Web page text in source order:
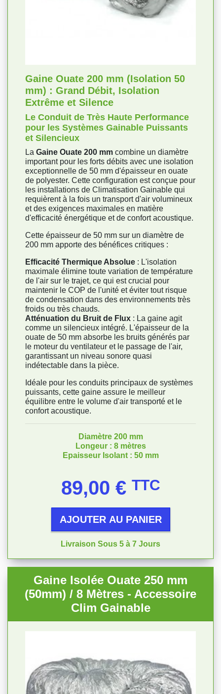
Gaine Ouate 200 mm (Isolation 50
mm) : Grand Débit, Isolation
Extrême et Silence
Le Conduit de Très Haute Performance
pour les Systèmes Gainable Puissants
et Silencieux
La Gaine Ouate 200 mm combine un diamètre
important pour les forts débits avec une isolation
exceptionnelle de 50 mm d'épaisseur en ouate
de polyester. Cette configuration est conçue pour
les installations de Climatisation Gainable qui
requièrent à la fois un transport d'air volumineux
et des exigences maximales en matière
d'efficacité énergétique et de confort acoustique.
Cette épaisseur de 50 mm sur un diamètre de
200 mm apporte des bénéfices critiques :
Efficacité Thermique Absolue : L'isolation
maximale élimine toute variation de température
de l'air sur le trajet, ce qui est crucial pour
maintenir le COP de l'unité et éviter tout risque
de condensation dans des environnements très
froids ou très chauds.
Atténuation du Bruit de Flux : La gaine agit
comme un silencieux intégré. L'épaisseur de la
ouate de 50 mm absorbe les bruits générés par
le moteur du ventilateur et le passage de l'air,
garantissant un niveau sonore quasi
indétectable dans la pièce.
Idéale pour les conduits principaux de systèmes
puissants, cette gaine assure le meilleur
équilibre entre le volume d'air transporté et le
confort acoustique.
Diamètre 200 mm
Longeur : 8 mètres
Epaisseur Isolant : 50 mm
89,00 € TTC
AJOUTER AU PANIER
Livraison Sous 5 à 7 Jours
Gaine Isolée Ouate 250 mm
(50mm) / 8 Mètres - Accessoire
Clim Gainable